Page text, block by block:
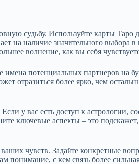
судьбу. Используйте карты Таро
на наличие значительного выбора
волнение, как вы себя
потенциальных партнеров на
отразиться более ярко, чем
у вас есть доступ к астрологии,
ключевые аспекты – это подскажет,
чувств. Задайте конкретные
понимание, с кем связь более